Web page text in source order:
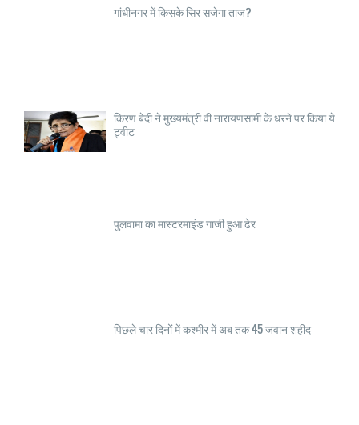
गांधीनगर में किसके सिर सजेगा ताज?
किरण बेदी ने मुख्यमंत्री वी नारायणसामी के धरने पर किया ये
ट्वीट
पुलवामा का मास्टरमाइंड गाजी हुआ ढेर
पिछले चार दिनों में कश्मीर में अब तक 45 जवान शहीद